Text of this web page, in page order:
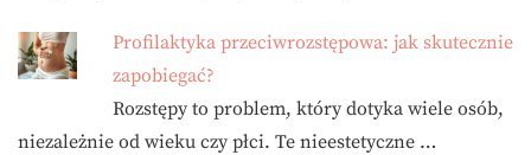
Profilaktyka przeciwrozstępowa: jak skutecznie
zapobiegać?
Rozstępy to problem, który dotyka wiele osób,
niezależnie od wieku czy płci. Te nieestetyczne …